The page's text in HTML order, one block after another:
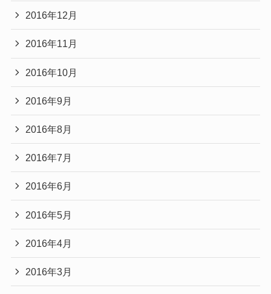
2016年12月
2016年11月
2016年10月
2016年9月
2016年8月
2016年7月
2016年6月
2016年5月
2016年4月
2016年3月